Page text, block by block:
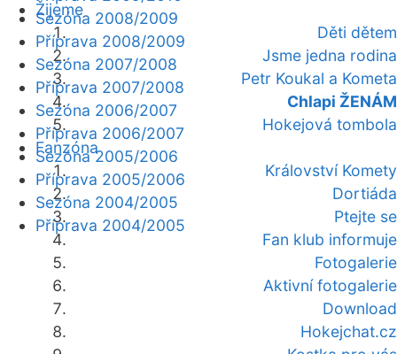
Žijeme
Děti dětem
Jsme jedna rodina
Petr Koukal a Kometa
Chlapi ŽENÁM
Hokejová tombola
Fanzóna
Království Komety
Dortiáda
Ptejte se
Fan klub informuje
Fotogalerie
Aktivní fotogalerie
Download
Hokejchat.cz
Sezóna 2008/2009
Příprava 2008/2009
Sezóna 2007/2008
Příprava 2007/2008
Sezóna 2006/2007
Příprava 2006/2007
Sezóna 2005/2006
Příprava 2005/2006
Sezóna 2004/2005
Příprava 2004/2005